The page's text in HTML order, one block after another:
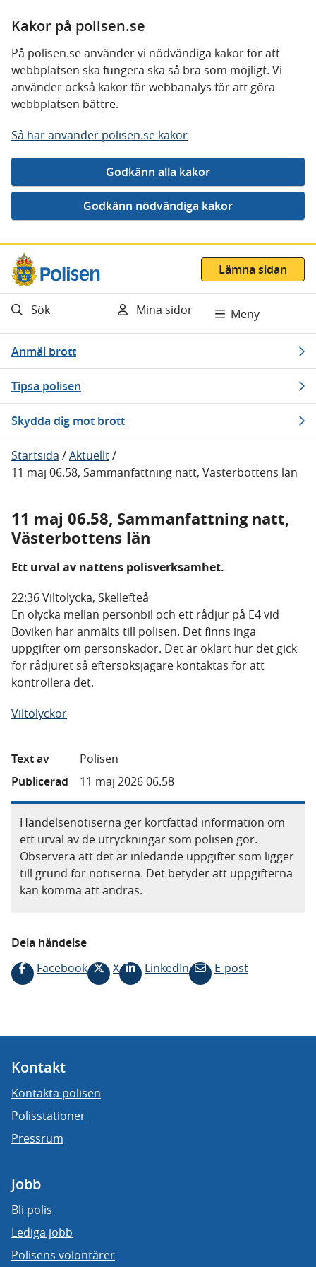
Kakor på polisen.se
På polisen.se använder vi nödvändiga kakor för att
webbplatsen ska fungera ska så bra som möjligt. Vi
använder också kakor för webbanalys för att göra
webbplatsen bättre.
Så här använder polisen.se kakor
Gå direkt till innehåll
Lämna sidan
Sök Mina sidor Meny
Anmäl brott
Tipsa polisen
Skydda dig mot brott
Startsida /Aktuellt/
11 maj 06.58, Sammanfattning natt, Västerbottens län
11 maj 06.58, Sammanfattning natt,
Västerbottens län
Ett urval av nattens polisverksamhet.
22:36 Viltolycka, Skellefteå
En olycka mellan personbil och ett rådjur på E4 vid
Boviken har anmälts till polisen. Det finns inga
uppgifter om personskador. Det är oklart hur det gick
för rådjuret så eftersöksjägare kontaktas för att
kontrollera det.
Viltolyckor
Text av
Polisen
Publicerad
11 maj 2026 06.58
Händelsenotiserna ger kortfattad information om
ett urval av de utryckningar som polisen gör.
Observera att det är inledande uppgifter som ligger
till grund för notiserna. Det betyder att uppgifterna
kan komma att ändras.
Dela händelse
Facebook
X LinkedIn E-post
Kontakt
Kontakta polisen
Polisstationer
Pressrum
Jobb
Bli polis
Lediga jobb
Polisens volontärer